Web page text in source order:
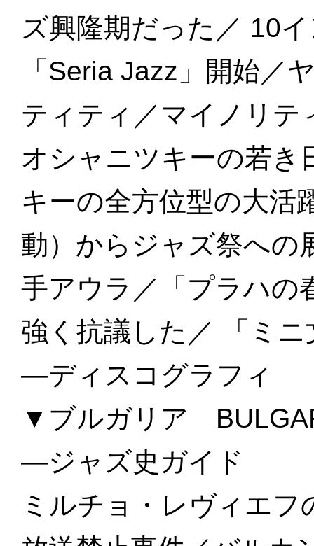
ズ興隆期だった／ 10
「Seria Jazz」開始／
ティティ／マイノリテ
オシャニツキーの若き
キーの全方位型の大活
動）からジャズ祭への
手アウラ／「プラハの
強く抗議した／ 「ミ
—ディスコグラフィ
▼ブルガリア
—ジャズ史ガイド
ミルチョ・レヴィエ